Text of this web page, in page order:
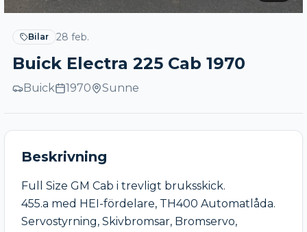
Bilar 28 feb.
Buick Electra 225 Cab 1970
Buick 1970 Sunne
Beskrivning
Full Size GM Cab i trevligt bruksskick.
455.a med HEI-fördelare, TH400 Automatlåda.
Servostyrning, Skivbromsar, Bromservo,